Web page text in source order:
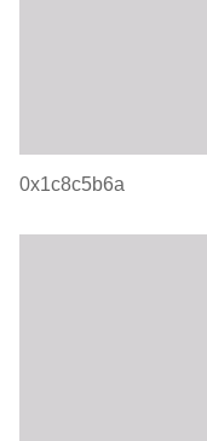
0x1c8c5b6a